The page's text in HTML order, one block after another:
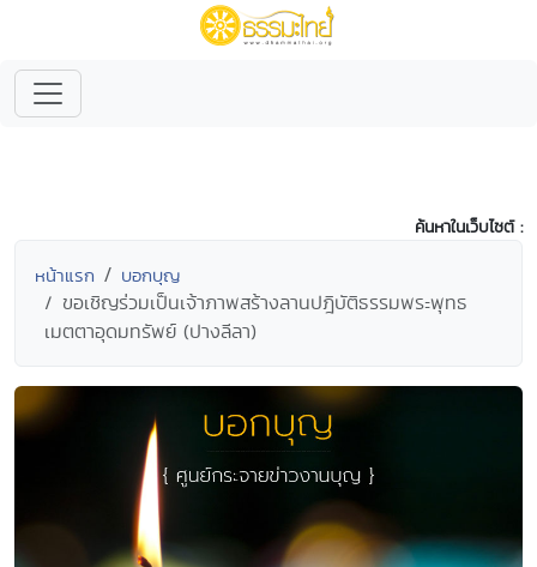
ค้นหาในเว็บไซต์ :
หน้าแรก บอกบุญ
ขอเชิญร่วมเป็นเจ้าภาพสร้างลานปฎิบัติธรรมพระพุทธ
เมตตาอุดมทรัพย์ (ปางลีลา)